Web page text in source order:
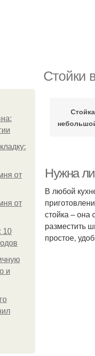
Стойки
от
от
10
и
Нужна
В любой
стойка – она
разместить
простое,